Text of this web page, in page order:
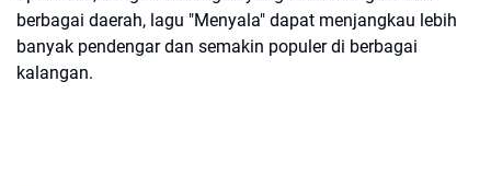
berbagai daerah, lagu "Menyala" dapat menjangkau lebih
banyak pendengar dan semakin populer di berbagai
kalangan.